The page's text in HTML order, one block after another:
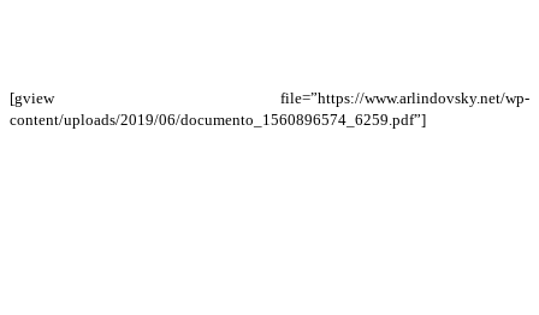
[gview file=”https://www.arlindovsky.net/wp-
content/uploads/2019/06/documento_1560896574_6259.pdf”]